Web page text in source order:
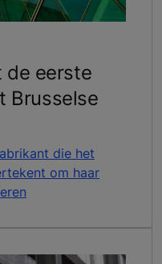
de eerste
Brusselse
die het
om haar